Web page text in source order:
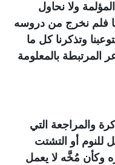
ولا نحاول
فلم نخرج من دروسه
وتذكرنا كل ما
المرتبطة بالمعلومة
والمراجعة التي
للنوم أو التشتت
وكأن مُخَّه لا يعمل